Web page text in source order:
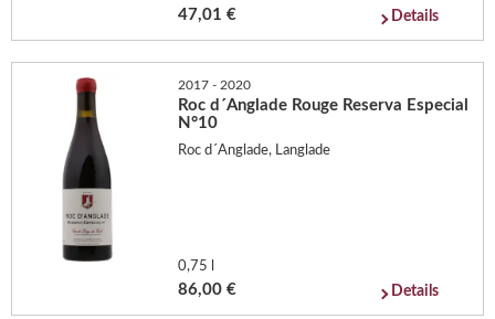
47,01 € Details
2017 - 2020
Roc d´Anglade Rouge Reserva Especial
N°10
Roc d´Anglade, Langlade
0,75 l
86,00 € Details